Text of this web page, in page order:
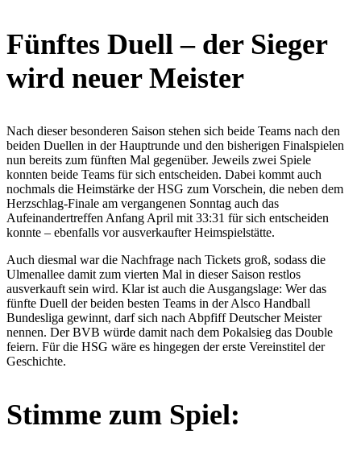
Fünftes Duell – der Sieger
wird neuer Meister
Nach dieser besonderen Saison stehen sich beide Teams nach den
beiden Duellen in der Hauptrunde und den bisherigen Finalspielen
nun bereits zum fünften Mal gegenüber. Jeweils zwei Spiele
konnten beide Teams für sich entscheiden. Dabei kommt auch
nochmals die Heimstärke der HSG zum Vorschein, die neben dem
Herzschlag-Finale am vergangenen Sonntag auch das
Aufeinandertreffen Anfang April mit 33:31 für sich entscheiden
konnte – ebenfalls vor ausverkaufter Heimspielstätte.
Auch diesmal war die Nachfrage nach Tickets groß, sodass die
Ulmenallee damit zum vierten Mal in dieser Saison restlos
ausverkauft sein wird. Klar ist auch die Ausgangslage: Wer das
fünfte Duell der beiden besten Teams in der Alsco Handball
Bundesliga gewinnt, darf sich nach Abpfiff Deutscher Meister
nennen. Der BVB würde damit nach dem Pokalsieg das Double
feiern. Für die HSG wäre es hingegen der erste Vereinstitel der
Geschichte.
Stimme zum Spiel: